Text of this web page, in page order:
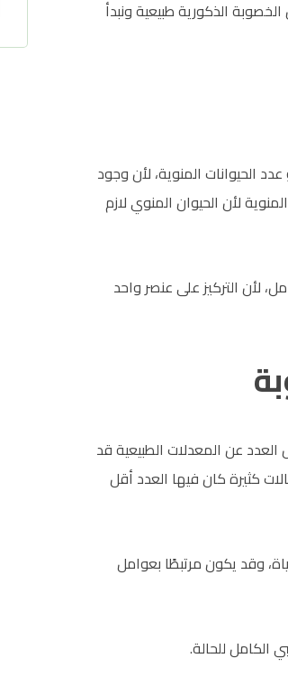
الذكورية طبيعية ونبدأ
الحيوانات المنوية، لأن وجود
لأن الحيوان المنوي لازم
لأن التركيز على عنصر واحد
العدد عن المعدلات الطبيعية قد
كثيرة كان فيها العدد أقل
وقد يكون مرتبطًا بعوامل
الكامل للحالة.